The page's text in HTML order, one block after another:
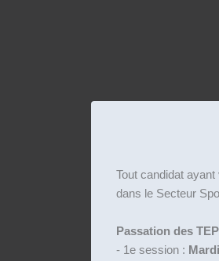
Tout candidat
dans le Secteur
Passation des
- 1e session :